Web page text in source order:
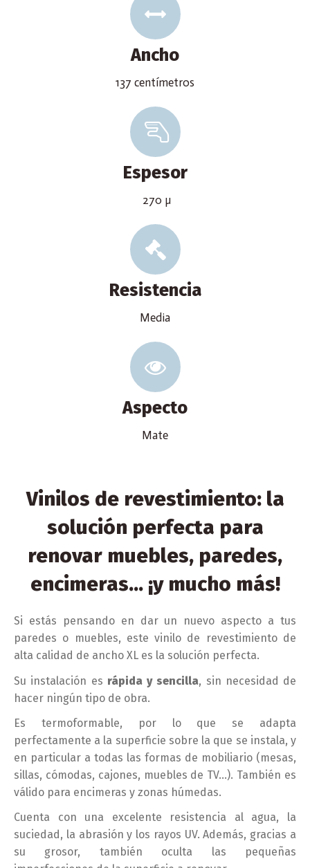
Ancho
137 centímetros
Espesor
270 µ
Resistencia
Media
Aspecto
Mate
Vinilos de revestimiento: la
solución perfecta para
renovar muebles, paredes,
encimeras... ¡y mucho más!
Si estás pensando en dar un nuevo aspecto a tus
paredes o muebles, este vinilo de revestimiento de
alta calidad de ancho XL es la solución perfecta.
Su instalación es rápida y sencilla, sin necesidad de
hacer ningún tipo de obra.
Es termoformable, por lo que se adapta
perfectamente a la superficie sobre la que se instala, y
en particular a todas las formas de mobiliario (mesas,
sillas, cómodas, cajones, muebles de TV...). También es
válido para encimeras y zonas húmedas.
Cuenta con una excelente resistencia al agua, la
suciedad, la abrasión y los rayos UV. Además, gracias a
su grosor, también oculta las pequeñas